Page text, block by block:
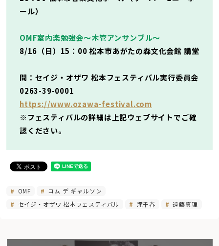
ール）
OMF室内楽勉強会〜木管アンサンブル〜
8/16（日）15：00 松本市あがたの森文化会館 講堂
問：セイジ・オザワ 松本フェスティバル実行委員会
0263-39-0001
https://www.ozawa-festival.com
※フェスティバルの詳細は上記ウェブサイトでご確
認ください。
OMF
コム デ ギャルソン
セイジ・オザワ 松本フェスティバル
滝千春 遠藤真理